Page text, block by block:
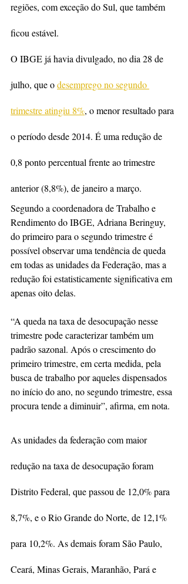
regiões, com exceção do Sul, que também
ficou estável.
O IBGE já havia divulgado, no dia 28 de
julho, que o desemprego no segundo
trimestre atingiu 8%, o menor resultado para
o período desde 2014. É uma redução de
0,8 ponto percentual frente ao trimestre
anterior (8,8%), de janeiro a março.
Segundo a coordenadora de Trabalho e
Rendimento do IBGE, Adriana Beringuy,
do primeiro para o segundo trimestre é
possível observar uma tendência de queda
em todas as unidades da Federação, mas a
redução foi estatisticamente significativa em
apenas oito delas.
“A queda na taxa de desocupação nesse
trimestre pode caracterizar também um
padrão sazonal. Após o crescimento do
primeiro trimestre, em certa medida, pela
busca de trabalho por aqueles dispensados
no início do ano, no segundo trimestre, essa
procura tende a diminuir”, afirma, em nota.
As unidades da federação com maior
redução na taxa de desocupação foram
Distrito Federal, que passou de 12,0% para
8,7%, e o Rio Grande do Norte, de 12,1%
para 10,2%. As demais foram São Paulo,
Ceará, Minas Gerais, Maranhão, Pará e